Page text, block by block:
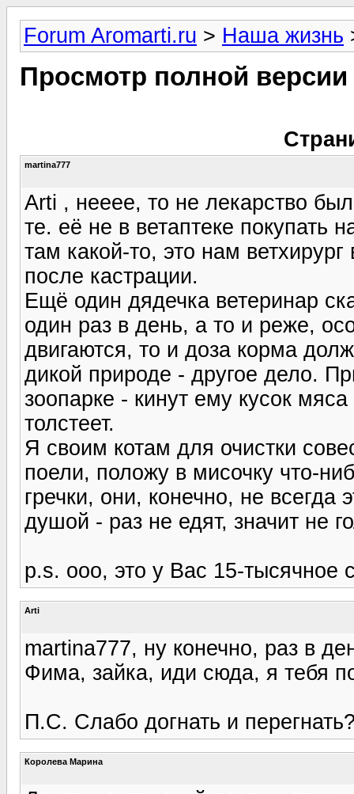
Forum Aromarti.ru > Наша жизнь
Просмотр полной
martina777
Arti , нееее, то не лекарство
те. её не в ветаптеке покупать
там какой-то, это нам
после кастрации.
Ещё один дядечка ветеринар
один раз в день, а то и реже,
двигаются, то и доза корма
дикой природе - другое дело.
зоопарке - кинут ему кусок
толстеет.
Я своим котам для очистки
поели, положу в мисочку что-
гречки, они, конечно, не всегда
душой - раз не едят, значит не
p.s. ооо, это у Вас 15-тысячное
Arti
martina777, ну конечно, раз в
Фима, зайка, иди сюда, я тебя
П.С. Слабо догнать и
Королева Марина